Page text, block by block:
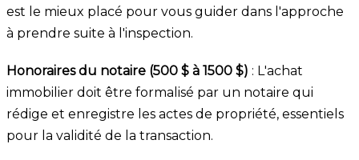
est le mieux placé pour vous guider dans l'approche
à prendre suite à l'inspection.
Honoraires du notaire (500 $ à 1500 $) : L'achat
immobilier doit être formalisé par un notaire qui
rédige et enregistre les actes de propriété, essentiels
pour la validité de la transaction.